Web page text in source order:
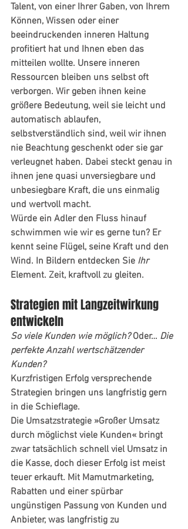
Talent, von einer Ihrer Gaben, von Ihrem
Können, Wissen oder einer
beeindruckenden inneren Haltung
profitiert hat und Ihnen eben das
mitteilen wollte. Unsere inneren
Ressourcen bleiben uns selbst oft
verborgen. Wir geben ihnen keine
größere Bedeutung, weil sie leicht und
automatisch ablaufen,
selbstverständlich sind, weil wir ihnen
nie Beachtung geschenkt oder sie gar
verleugnet haben. Dabei steckt genau in
ihnen jene quasi unversiegbare und
unbesiegbare Kraft, die uns einmalig
und wertvoll macht.
Würde ein Adler den Fluss hinauf
schwimmen wie wir es gerne tun? Er
kennt seine Flügel, seine Kraft und den
Wind. In Bildern entdecken Sie Ihr
Element. Zeit, kraftvoll zu gleiten.
Strategien mit Langzeitwirkung
entwickeln
So viele Kunden wie möglich? Oder… Die
perfekte Anzahl wertschätzender
Kunden?
Kurzfristigen Erfolg versprechende
Strategien bringen uns langfristig gern
in die Schieflage.
Die Umsatzstrategie »Großer Umsatz
durch möglichst viele Kunden« bringt
zwar tatsächlich schnell viel Umsatz in
die Kasse, doch dieser Erfolg ist meist
teuer erkauft. Mit Mamutmarketing,
Rabatten und einer spürbar
ungünstigen Passung von Kunden und
Anbieter, was langfristig zu